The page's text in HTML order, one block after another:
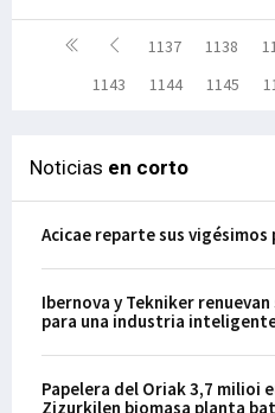
1137 1138
1143
1144 1145
Noticias en corto
Acicae reparte sus
Ibernova y Tekniker
para una industria
Papelera del Oriak 3,7 milioi
Zizurkilen biomasa planta